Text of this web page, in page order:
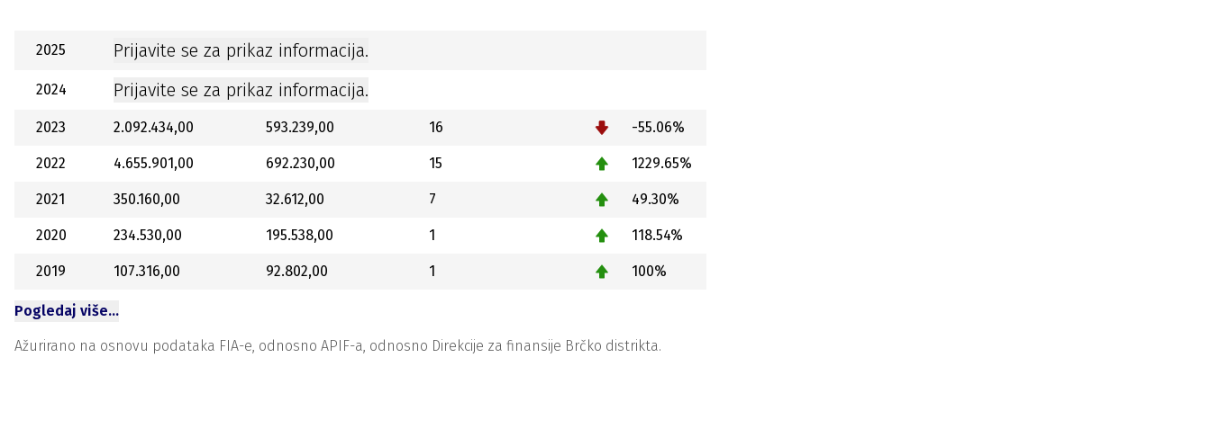
2025 Prijavite se za prikaz informacija.
2024 Prijavite se za prikaz informacija.
2023 2.092.434,00 593.239,00 16 -55.06%
2022 4.655.901,00 692.230,00 15 1229.65%
2021 350.160,00 32.612,00 7 49.30%
2020 234.530,00 195.538,00 1 118.54%
2019 107.316,00 92.802,00 1 100%
Pogledaj više…
Ažurirano na osnovu podataka FIA-e, odnosno APIF-a, odnosno Direkcije za finansije Brčko distrikta.